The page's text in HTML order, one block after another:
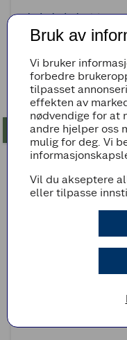
(0)
Ytrefilet av lam
1t 45min Middels
Bruk av
Vi bruker
forbedre
tilpasset
effekten av
nødvendige for at
andre hjelper oss
mulig for deg. Vi
Vil du akseptere
eller tilpasse